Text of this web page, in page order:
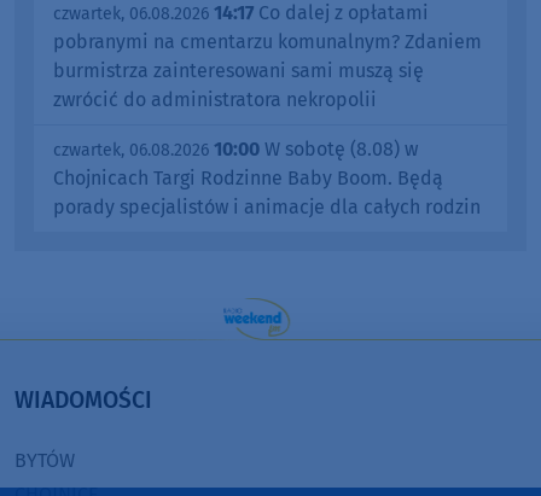
czwartek, 06.08.2026 14:17 Co dalej z opłatami
pobranymi na cmentarzu komunalnym? Zdaniem
burmistrza zainteresowani sami muszą się
zwrócić do administratora nekropolii
czwartek, 06.08.2026 10:00 W sobotę (8.08) w
Chojnicach Targi Rodzinne Baby Boom. Będą
porady specjalistów i animacje dla całych rodzin
WIADOMOŚCI
BYTÓW